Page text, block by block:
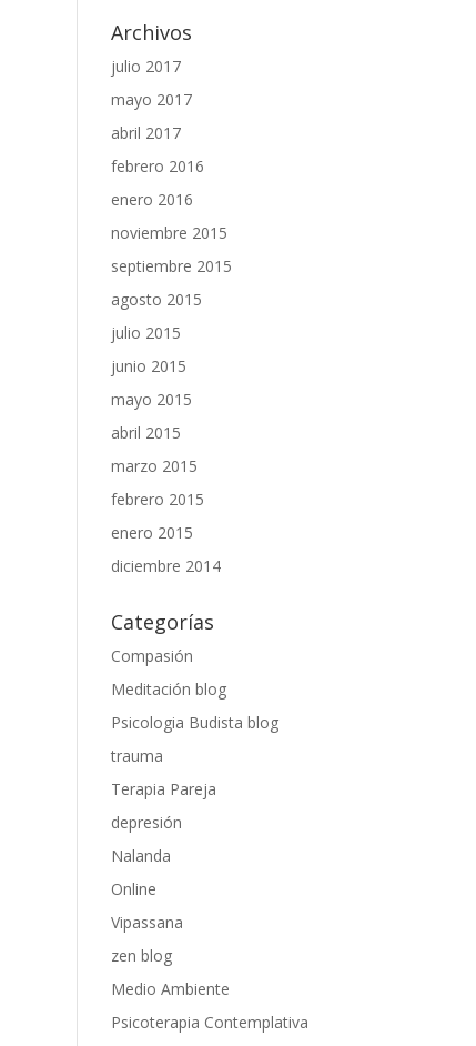
Archivos
julio 2017
mayo 2017
abril 2017
febrero 2016
enero 2016
noviembre 2015
septiembre 2015
agosto 2015
julio 2015
junio 2015
mayo 2015
abril 2015
marzo 2015
febrero 2015
enero 2015
diciembre 2014
Categorías
Compasión
Meditación blog
Psicologia Budista blog
trauma
Terapia Pareja
depresión
Nalanda
Online
Vipassana
zen blog
Medio Ambiente
Psicoterapia Contemplativa